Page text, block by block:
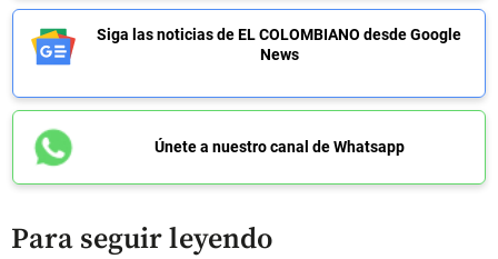
Siga las noticias de EL COLOMBIANO desde Google
News
Únete a nuestro canal de Whatsapp
Para seguir leyendo